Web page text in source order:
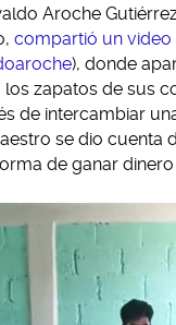
Aroche
compartió un video
), donde
zapatos de sus
de intercambiar
se dio cuenta
de ganar